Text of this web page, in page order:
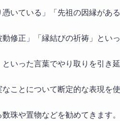
いている」「先祖の因縁があ
修正」「縁結びの祈祷」とい
いった言葉でやり取りを引き
ことについて断定的な表現を
珠や置物などを勧めてきます。